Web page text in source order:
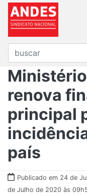
renova
principal
país
Publicado em 24 de
de Julho de 2020 às